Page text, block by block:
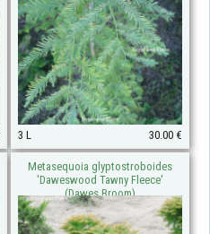
3 L 30.00 €
Metasequoia glyptostroboides
'Daweswood Tawny Fleece'
(Dawes Broom)